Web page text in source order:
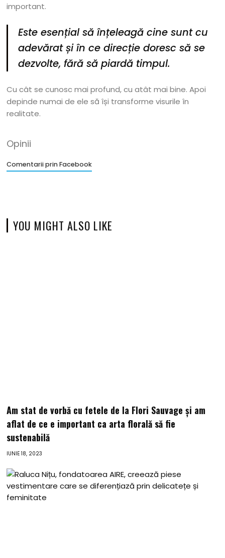
important.
Este esențial să înțeleagă cine sunt cu
adevărat și în ce direcție doresc să se
dezvolte, fără să piardă timpul.
Cu cât se cunosc mai profund, cu atât mai bine. Apoi
depinde numai de ele să își transforme visurile în
realitate.
Opinii
Comentarii prin Facebook
YOU MIGHT ALSO LIKE
Am stat de vorbă cu fetele de la Flori Sauvage și am
aflat de ce e important ca arta florală să fie
sustenabilă
IUNIE 18, 2023